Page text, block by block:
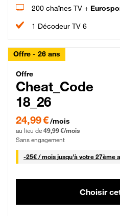
200 chaînes TV +
1 Décodeur TV 6
Offre - 26 ans
Cheat_Code
Offre
Cheat_Code
18_26
24,99 € par mois pendant 0 mois
24,99 €/mois
au lieu de 49,99 €/mois
Sans engagement
-25€ / mois25 € par mois
jusqu'à votre 27ème
Choisir